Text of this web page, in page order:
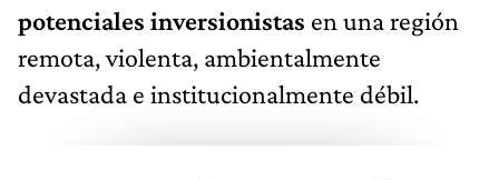
potenciales inversionistas en una región
remota, violenta, ambientalmente
devastada e institucionalmente débil.